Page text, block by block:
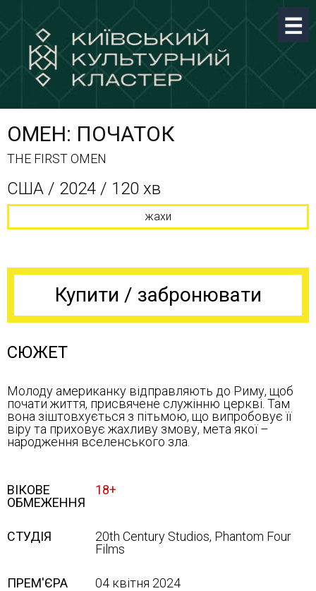
ОМЕН: ПОЧАТОК
THE FIRST OMEN
США / 2024 / 120 хв
жахи
Купити / забронювати
СЮЖЕТ
Молоду американку відправляють до Риму, щоб
почати життя, присвячене служінню церкві. Там
вона зіштовхується з пітьмою, що випробовує її
віру та приховує жахливу змову, мета якої –
народження вселенського зла.
ВІКОВЕ
ОБМЕЖЕННЯ
18+
СТУДІЯ
20th Century Studios, Phantom Four
Films
ПРЕМ'ЄРА 04 квітня 2024